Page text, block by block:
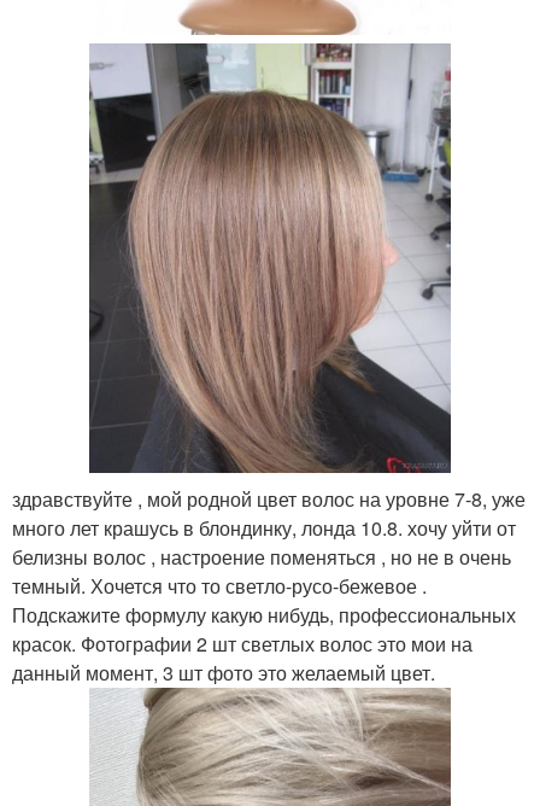
здравствуйте , мой родной цвет волос на уровне 7-8, уже
много лет крашусь в блондинку, лонда 10.8. хочу уйти от
белизны волос , настроение поменяться , но не в очень
темный. Хочется что то светло-русо-бежевое .
Подскажите формулу какую нибудь, профессиональных
красок. Фотографии 2 шт светлых волос это мои на
данный момент, 3 шт фото это желаемый цвет.